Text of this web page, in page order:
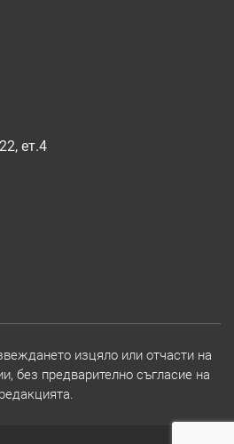
ет.4
изцяло или отчасти на
без предварително съгласие на
редакцията.